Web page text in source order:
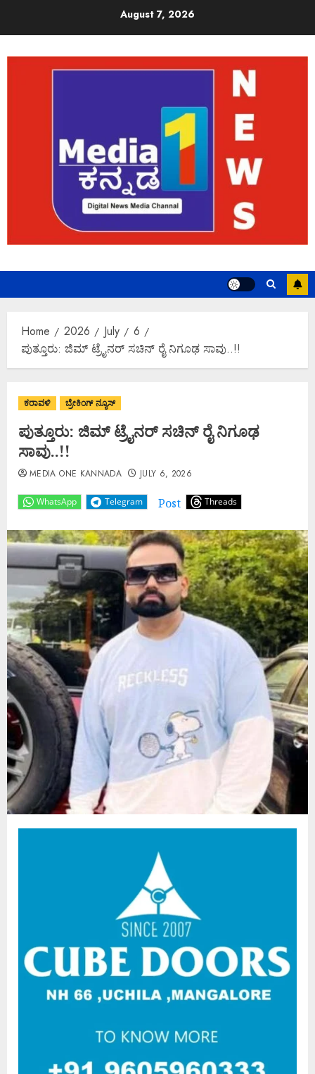
August 7, 2026
Home 2026 July
6
ಪುತ್ತೂರು: ಜಿಮ್ ಟ್ರೈನರ್ ಸಚಿನ್ ರೈ ನಿಗೂಢ ಸಾವು..!!
ಕರಾವಳಿ ಬ್ರೇಕಿಂಗ್ ನ್ಯೂಸ್
ಪುತ್ತೂರು: ಜಿಮ್ ಟ್ರೈನರ್ ಸಚಿನ್ ರೈ ನಿಗೂಢ
ಸಾವು..!!
WhatsApp Telegram Post Threads
MEDIA ONE KANNADA JULY 6, 2026